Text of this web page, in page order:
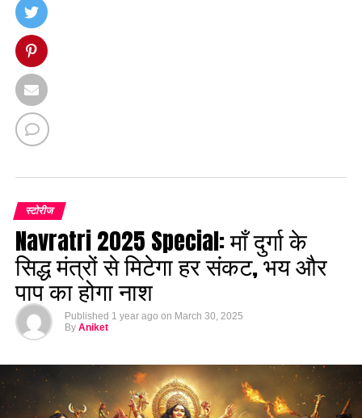
स्टोरीज
Navratri 2025 Special: माँ दुर्गा के
सिद्ध मंत्रों से मिटेगा हर संकट, भय और
पाप का होगा नाश
Published 1 year ago on March 30, 2025
By Aniket